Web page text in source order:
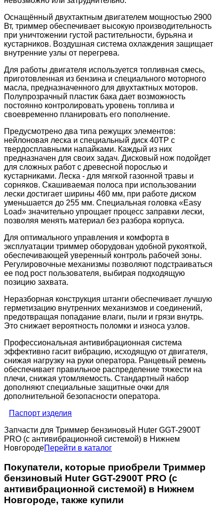
Оснащённый двухтактным двигателем мощностью 2900
Вт, триммер обеспечивает высокую производительность
при уничтожении густой растительности, бурьяна и
кустарников. Воздушная система охлаждения защищает
внутренние узлы от перегрева.
Для работы двигателя используется топливная смесь,
приготовленная из бензина и специального моторного
масла, предназначенного для двухтактных моторов.
Полупрозрачный пластик бака дает возможность
постоянно контролировать уровень топлива и
своевременно планировать его пополнение.
Предусмотрено два типа режущих элементов:
нейлоновая леска и специальный диск 40TP с
твердосплавными напайками. Каждый из них
предназначен для своих задач. Дисковый нож подойдет
для сложных работ с древесной порослью и
кустарниками. Леска - для мягкой газонной травы и
сорняков. Скашиваемая полоса при использовании
лески достигает ширины 460 мм, при работе диском
уменьшается до 255 мм. Специальная головка «Easy
Load» значительно упрощает процесс заправки лески,
позволяя менять материал без разбора корпуса.
Для оптимального управления и комфорта в
эксплуатации триммер оборудован удобной рукояткой,
обеспечивающей уверенный контроль рабочей зоны.
Регулировочные механизмы позволяют подстраиваться
ее под рост пользователя, выбирая подходящую
позицию захвата.
Неразборная конструкция штанги обеспечивает лучшую
герметизацию внутренних механизмов и соединений,
предотвращая попадание влаги, пыли и грязи внутрь.
Это снижает вероятность поломки и износа узлов.
Профессиональная антивибрационная система
эффективно гасит вибрацию, исходящую от двигателя,
снижая нагрузку на руки оператора. Ранцевый ремень
обеспечивает правильное распределение тяжести на
плечи, снижая утомляемость. Стандартный набор
дополняют специальные защитные очки для
дополнительной безопасности оператора.
Паспорт изделия
Запчасти для Триммер бензиновый Huter GGT-2900T
PRO (с антивибрационной системой) в Нижнем
НовгородеПерейти в каталог
Покупатели, которые приобрели Триммер
бензиновый Huter GGT-2900T PRO (с
антивибрационной системой) в Нижнем
Новгороде, также купили